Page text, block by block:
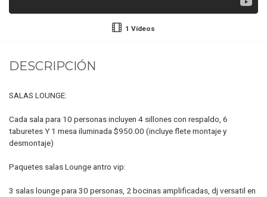
1 Vídeos
DESCRIPCIÓN
SALAS LOUNGE:
Cada sala para 10 personas incluyen 4 sillones con respaldo, 6
taburetes Y 1 mesa iluminada $950.00 (incluye flete montaje y
desmontaje)​
Paquetes salas Lounge antro vip:
3 salas lounge para 30 personas, 2 bocinas amplificadas, dj versatil en